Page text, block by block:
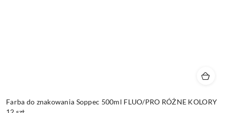
Farba do znakowania Soppec 500ml FLUO/PRO RÓŻNE KOLORY